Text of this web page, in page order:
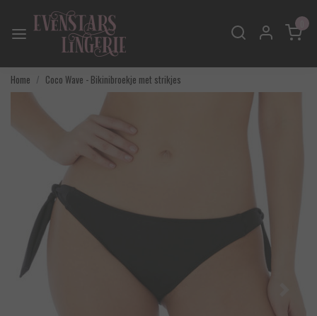
Home Coco Wave - Bikinibroekje met strikjes